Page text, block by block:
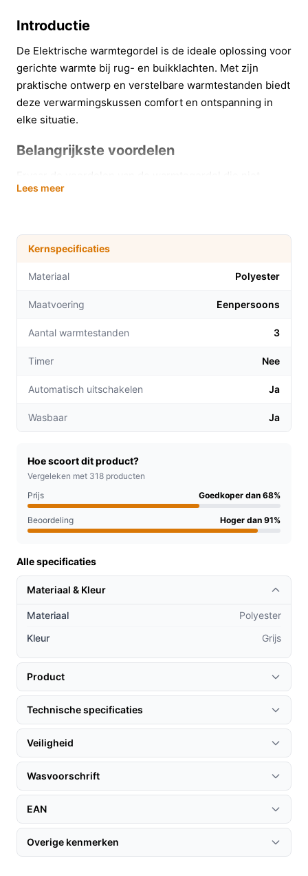
Introductie
De Elektrische warmtegordel is de ideale oplossing voor
gerichte warmte bij rug- en buikklachten. Met zijn
praktische ontwerp en verstelbare warmtestanden biedt
deze verwarmingskussen comfort en ontspanning in
elke situatie.
Belangrijkste voordelen
alleen gericht is op pijnverlichting, maar ook bijdraagt
Gerichte warmte:De warmtegordel verwarmt
specifiek de rug en buikspieren, wat helpt bij het
verlichten van spierspanning en pijn.
verschillende temperatuurinstellingen (53°C,
je altijd de juiste warmte kunt instellen.
Veilig en betrouwbaar:
Met een automatische
geen zorgen te maken over oververhitting.
Voor welke doelgroep?
last heeft van rugpijn, spanning of ongemakken in de
buikstreek. Ideaal voor:
Werknemers die lange uren achter een bureau
zitten.
training.
Vrouwen die verlichting zoeken tijdens
menstruatieklachten.
Praktische voordelen t.o.v. alternatieven
vergelijking met andere verwarmingsproducten?
Flexibiliteit:In tegenstelling tot traditionele
warmtedekens, is deze gordel speciaal ontworpen
voor gerichte warmte op specifieke lichaamsdelen.
Comfortabel materiaal:
polyester, biedt de warmtegordel een aangename
ervaring zonder dat het te warm of oncomfortabel
aanvoelt.
Compact formaat:
Met zijn afmetingen van 29x69
cm is deze warmtegordel gemakkelijk te gebruiken
op de bank, in bed of zelfs op kantoor.
Lees meer
Kernspecificaties
Materiaal Polyester
Maatvoering Eenpersoons
Aantal warmtestanden 3
Timer Nee
Automatisch uitschakelen Ja
Wasbaar Ja
Hoe scoort dit product?
Vergeleken met 318 producten
Prijs
Goedkoper dan 68%
Beoordeling Hoger dan 91%
Alle specificaties
Materiaal & Kleur
Materiaal
Polyester
Kleur
Grijs
Product
Technische specificaties
Veiligheid
Wasvoorschrift
EAN
Overige kenmerken